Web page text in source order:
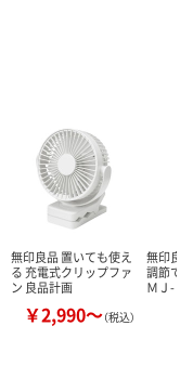
無印良品 置いても使え
る 充電式クリップファ
ン 良品計画
￥2,990～（税込）
無印良
調節で
ＭＪ-Ｄ